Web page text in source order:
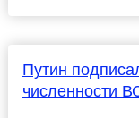
Путин
численности